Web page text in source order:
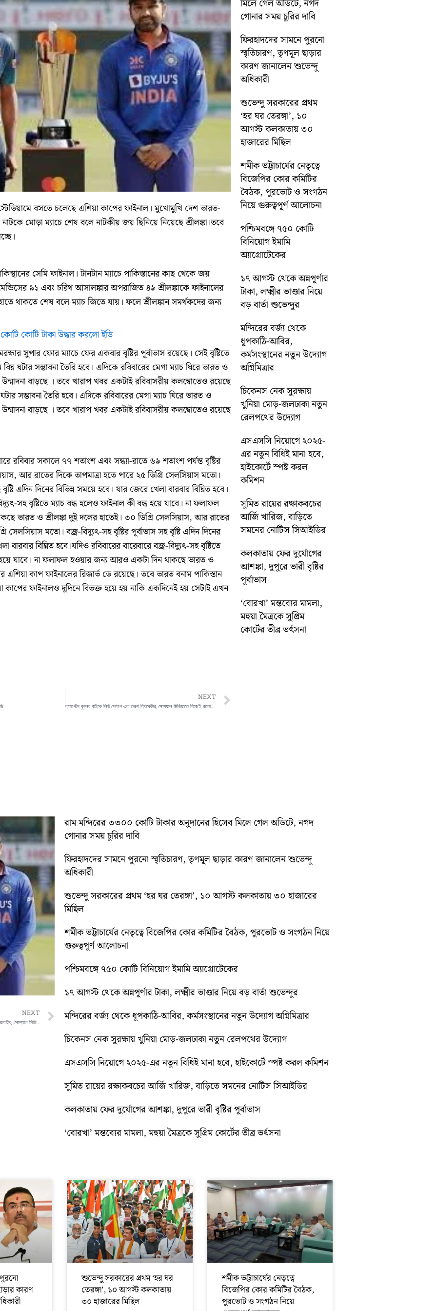
বসতে চলেছে এশিয়া কাপের ফাইনাল। মুখোমুখি দেশ ভারত-
নাটকে মোড়া ম্যাচে শেষ বলে নাটকীয় জয় ছিনিয়ে নিয়েছে শ্রীলঙ্কা।তবে
সেমি ফাইনাল। টানটান ম্যাচে পাকিস্তানের কাছ থেকে জয়
৯১ এবং চরিথ আসালঙ্কার অপরাজিত ৪৯ শ্রীলঙ্কাকে ফাইনালের
থাকতে শেষ বলে ম্যাচ জিতে যায়। ফলে শ্রীলঙ্কান সমর্থকদের জন্য
কোটি টাকা উদ্ধার করলো ইডি
সুপার ফোর ম্যাচে ফের একবার বৃষ্টির পূর্বাভাস রয়েছে। সেই বৃষ্টিতে
ঘটার সম্ভাবনা তৈরি হবে। এদিকে রবিবারের মেগা ম্যাচ ঘিরে ভারত ও
উন্মাদনা বাড়ছে । তবে খারাপ খবর একটাই রবিবাসরীয় কলম্বোতেও রয়েছে
সম্ভাবনা তৈরি হবে। এদিকে রবিবারের মেগা ম্যাচ ঘিরে ভারত ও
উন্মাদনা বাড়ছে । তবে খারাপ খবর একটাই রবিবাসরীয় কলম্বোতেও রয়েছে
সকালে ৭৭ শতাংশ এবং সন্ধ্যা-রাতে ৬৯ শতাংশ পর্যন্ত বৃষ্টির
আর রাতের দিকে তাপমাত্রা হতে পারে ২৫ ডিগ্রি সেলসিয়াস মতো।
এদিন দিনের বিভিন্ন সময়ে হবে। যার জেরে খেলা বারবার বিঘ্নিত হবে।
সহ বৃষ্টিতে ম্যাচ বন্ধ হলেও ফাইনাল কী বন্ধ হয়ে যাবে। না ফলাফল
ভারত ও শ্রীলঙ্কা দুই দলের হাতেই। ৩০ ডিগ্রি সেলসিয়াস, আর রাতের
সেলসিয়াস মতো। বজ্র-বিদ্যুত্‍-সহ বৃষ্টির পূর্বাভাস সহ বৃষ্টি এদিন দিনের
বারবার বিঘ্নিত হবে।যদিও রবিবারের বারেবারে বজ্র-বিদ্যুত্‍-সহ বৃষ্টিতে
হয়ে যাবে। না ফলাফল হওয়ার জন্য আরও একটা দিন থাকছে ভারত ও
এশিয়া কাপ ফাইনালের রিজার্ভ ডে রয়েছে। তবে ভারত বনাম পাকিস্তান
ফাইনালও দুদিনে বিভক্ত হয়ে হয় নাকি একদিনেই হয় সেটাই এখন
NEXT
মিলে গেল অডিটে, নগদ
গোনার সময় চুরির দাবি
ফিরহাদদের সামনে পুরনো
স্মৃতিচারণ, তৃণমূল ছাড়ার
কারণ জানালেন শুভেন্দু
অধিকারী
শুভেন্দু সরকারের প্রথম
‘হর ঘর তেরঙ্গা’, ১০
আগস্ট কলকাতায় ৩০
হাজারের মিছিল
শমীক ভট্টাচার্যের নেতৃত্বে
বিজেপির কোর কমিটির
বৈঠক, পুরভোট ও সংগঠন
নিয়ে গুরুত্বপূর্ণ আলোচনা
পশ্চিমবঙ্গে ৭৫০ কোটি
বিনিয়োগ ইমামি
অ্যাগ্রোটেকের
১৭ আগস্ট থেকে অন্নপূর্ণার
টাকা, লক্ষ্মীর ভাণ্ডার নিয়ে
বড় বার্তা শুভেন্দুর
মন্দিরের বর্জ্য থেকে
ধূপকাঠি-আবির,
কর্মসংস্থানের নতুন উদ্যোগ
অগ্নিমিত্রার
চিকেনস নেক সুরক্ষায়
খুনিয়া মোড়-জলঢাকা নতুন
রেলপথের উদ্যোগ
এসএসসি নিয়োগে ২০২৫-
এর নতুন বিধিই মানা হবে,
হাইকোর্টে স্পষ্ট করল
কমিশন
সুমিত রায়ের রক্ষাকবচের
আর্জি খারিজ, বাড়িতে
সমনের নোটিস সিআইডির
কলকাতায় ফের দুর্যোগের
আশঙ্কা, দুপুরে ভারী বৃষ্টির
পূর্বাভাস
‘বোরখা’ মন্তব্যের মামলা,
মহুয়া মৈত্রকে সুপ্রিম
কোর্টের তীব্র ভর্ৎসনা
NEXT
ক্যাপ্টেন কুলের বাইকে লিফ্ট পেলেন এক তরুণ ক্রিকেটার, সোশ্যাল মিডিয়াতে নিজেই জানালেন সেকথা Next
রাম মন্দিরের ৩৩০০ কোটি টাকার অনুদানের হিসেব মিলে গেল অডিটে, নগদ
গোনার সময় চুরির দাবি
ফিরহাদদের সামনে পুরনো স্মৃতিচারণ, তৃণমূল ছাড়ার কারণ জানালেন শুভেন্দু
অধিকারী
শুভেন্দু সরকারের প্রথম ‘হর ঘর তেরঙ্গা’, ১০ আগস্ট কলকাতায় ৩০ হাজারের
মিছিল
শমীক ভট্টাচার্যের নেতৃত্বে বিজেপির কোর কমিটির বৈঠক, পুরভোট ও সংগঠন নিয়ে
গুরুত্বপূর্ণ আলোচনা
পশ্চিমবঙ্গে ৭৫০ কোটি বিনিয়োগ ইমামি অ্যাগ্রোটেকের
১৭ আগস্ট থেকে অন্নপূর্ণার টাকা, লক্ষ্মীর ভাণ্ডার নিয়ে বড় বার্তা শুভেন্দুর
মন্দিরের বর্জ্য থেকে ধূপকাঠি-আবির, কর্মসংস্থানের নতুন উদ্যোগ অগ্নিমিত্রার
চিকেনস নেক সুরক্ষায় খুনিয়া মোড়-জলঢাকা নতুন রেলপথের উদ্যোগ
এসএসসি নিয়োগে ২০২৫-এর নতুন বিধিই মানা হবে, হাইকোর্টে স্পষ্ট করল কমিশন
সুমিত রায়ের রক্ষাকবচের আর্জি খারিজ, বাড়িতে সমনের নোটিস সিআইডির
কলকাতায় ফের দুর্যোগের আশঙ্কা, দুপুরে ভারী বৃষ্টির পূর্বাভাস
‘বোরখা’ মন্তব্যের মামলা, মহুয়া মৈত্রকে সুপ্রিম কোর্টের তীব্র ভর্ৎসনা
কারণ
শুভেন্দু সরকারের প্রথম ‘হর ঘর
তেরঙ্গা’, ১০ আগস্ট কলকাতায়
৩০ হাজারের মিছিল
শমীক ভট্টাচার্যের নেতৃত্বে
বিজেপির কোর কমিটির বৈঠক,
পুরভোট ও সংগঠন নিয়ে